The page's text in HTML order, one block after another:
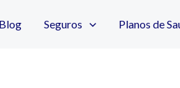
Blog Seguros Planos de